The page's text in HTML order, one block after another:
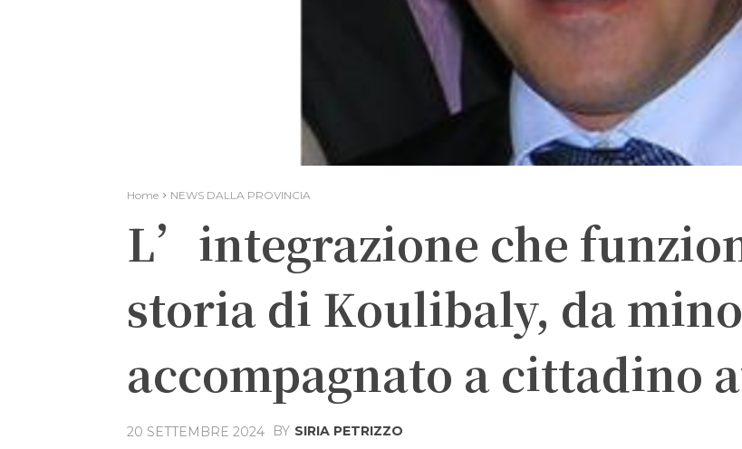
Home NEWS DALLA PROVINCIA
L’integrazione che
storia di Koulibaly, da
accompagnato a cittadino
20 SETTEMBRE 2024 BY SIRIA PETRIZZO